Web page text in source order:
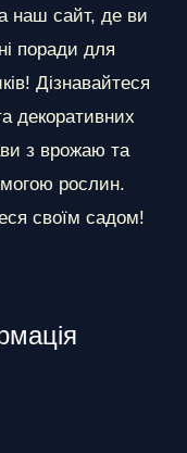
наш сайт, де ви
поради для
Дізнавайтеся
декоративних
з врожаю та
рослин.
своїм садом!